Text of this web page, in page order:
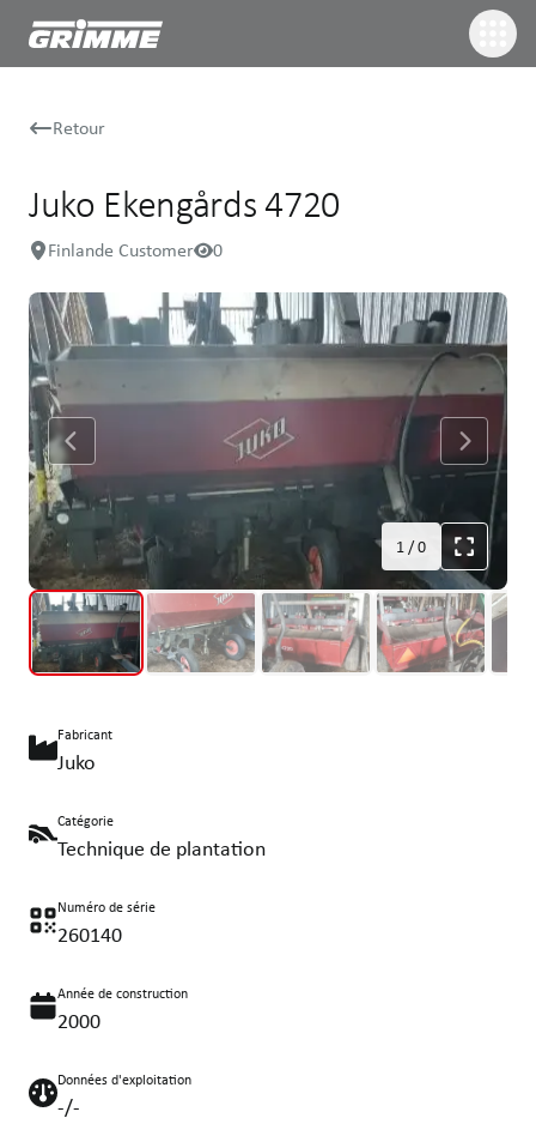
Retour
Juko Ekengårds 4720
Finlande Customer 0
1/0
Fabricant
Juko
Catégorie
Technique de plantation
Numéro de série
260140
Année de construction
2000
Données d'exploitation
-/-